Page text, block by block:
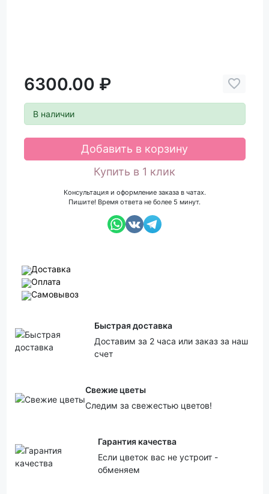
6300.00 ₽
В наличии
Добавить в корзину
Купить в 1 клик
Консультация и оформление заказа в чатах.
Пишите! Время ответа не более 5 минут.
Доставка
Оплата
Самовывоз
Быстрая доставка
Доставим за 2 часа или заказ за наш
счет
Свежие цветы
Следим за свежестью цветов!
Гарантия качества
Если цветок вас не устроит -
обменяем